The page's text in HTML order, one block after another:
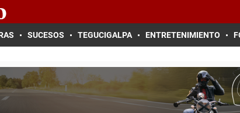
SUCESOS TEGUCIGALPA ENTRETENIMIENTO